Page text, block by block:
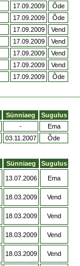
17.09.2009
Õde
17.09.2009
Õde
17.09.2009
Vend
17.09.2009
Vend
17.09.2009
Vend
17.09.2009
Vend
17.09.2009 Õde
Sünniaeg
Sugulus
-
Ema
03.11.2007
Õde
Sünniaeg
Sugulus
13.07.2006 Ema
18.03.2009 Vend
18.03.2009 Vend
18.03.2009 Vend
18.03.2009 Vend